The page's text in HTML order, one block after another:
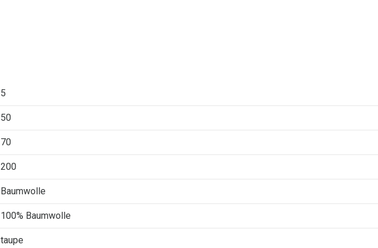
5
50
70
200
Baumwolle
100% Baumwolle
taupe